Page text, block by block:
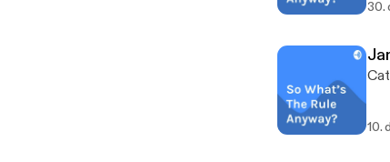
30.
10.